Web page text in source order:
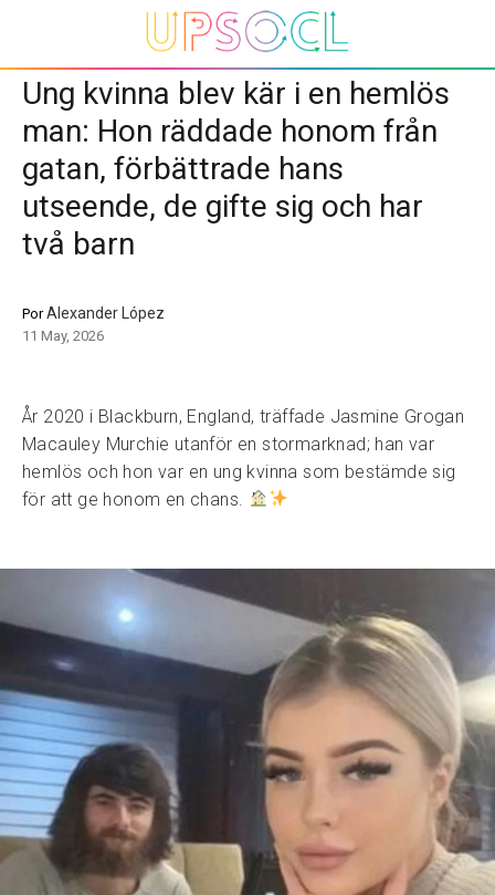
Ung kvinna blev kär i en hemlös
man: Hon räddade honom från
gatan, förbättrade hans
utseende, de gifte sig och har
två barn
PorAlexander López
11 May, 2026
År 2020 i Blackburn, England, träffade Jasmine Grogan
Macauley Murchie utanför en stormarknad; han var
hemlös och hon var en ung kvinna som bestämde sig
för att ge honom en chans.